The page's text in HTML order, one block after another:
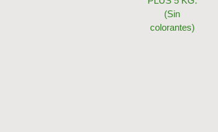
(Sin
colorantes)